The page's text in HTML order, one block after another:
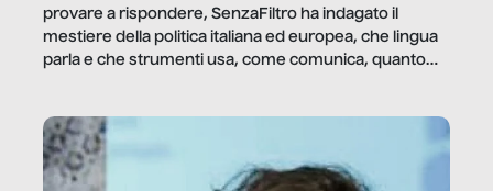
provare a rispondere, SenzaFiltro ha indagato il
mestiere della politica italiana ed europea, che lingua
parla e che strumenti usa, come comunica, quanto